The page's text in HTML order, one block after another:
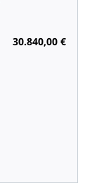
30.840,00 €